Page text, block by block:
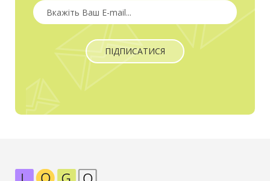
ПІДПИСАТИСЯ